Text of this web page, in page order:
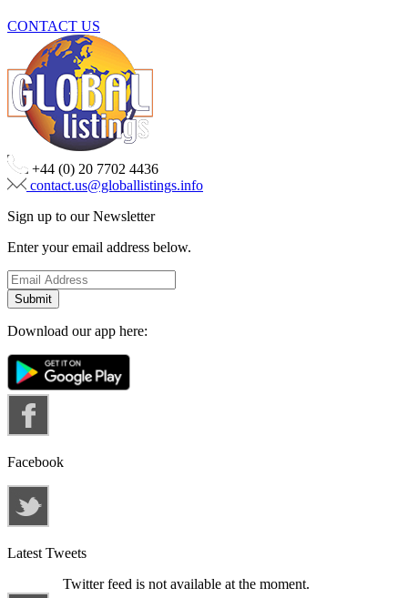
CONTACT US
+44 (0) 20 7702 4436
contact.us@globallistings.info
Sign up to our Newsletter
Enter your email address below.
Download our app here:
Facebook
Latest Tweets
Twitter feed is not available at the moment.